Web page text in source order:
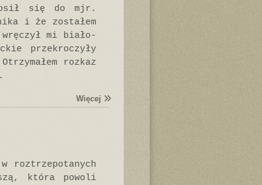
się do mjr.
i że zostałem
mi biało-
przekroczyły
rozkaz
Więcej
roztrzepotanych
która powoli